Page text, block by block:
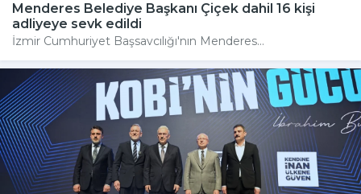
Menderes Belediye Başkanı Çiçek dahil 16 kişi
adliyeye sevk edildi
İzmir Cumhuriyet Başsavcılığı'nın Menderes...